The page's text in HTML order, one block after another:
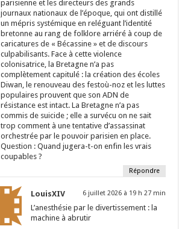
parisienne et les directeurs des grands
journaux nationaux de l’époque, qui ont distillé
un mépris systémique en reléguant l’identité
bretonne au rang de folklore arriéré à coup de
caricatures de « Bécassine » et de discours
culpabilisants. Face à cette violence
colonisatrice, la Bretagne n’a pas
complètement capitulé : la création des écoles
Diwan, le renouveau des festoù-noz et les luttes
populaires prouvent que son ADN de
résistance est intact. La Bretagne n’a pas
commis de suicide ; elle a survécu on ne sait
trop comment à une tentative d’assassinat
orchestrée par le pouvoir parisien en place.
Question : Quand jugera-t-on enfin les vrais
coupables ?
Répondre
LouisXIV 6 juillet 2026 à 19 h 27 min
L’anesthésie par le divertissement : la
machine à abrutir